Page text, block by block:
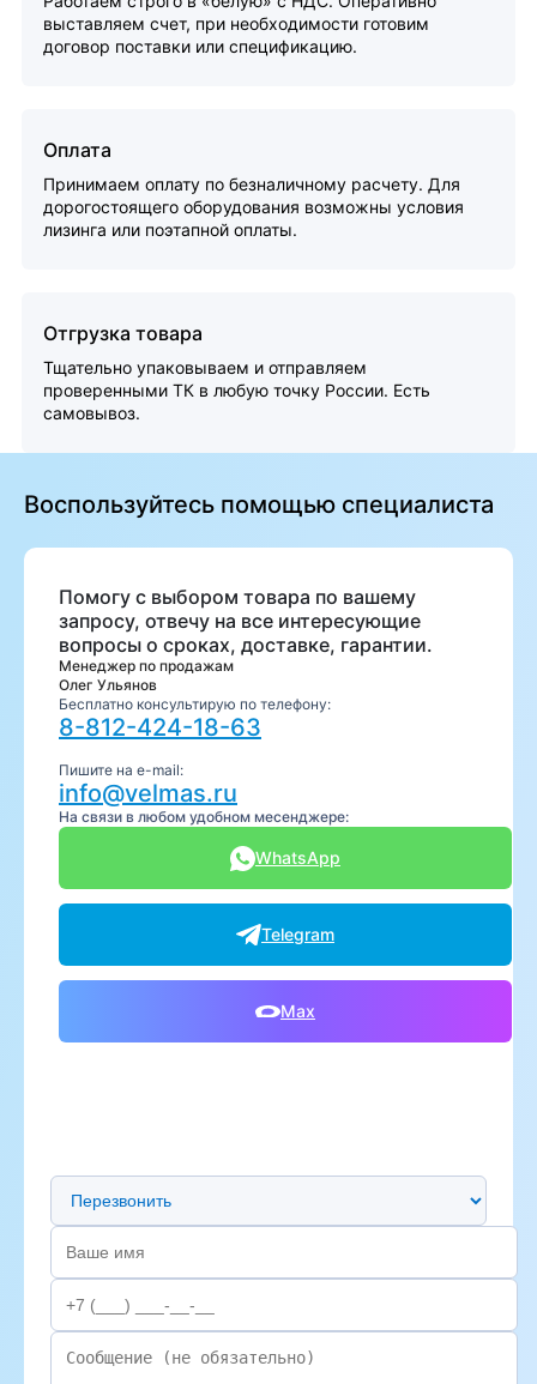
выставляем счет, при необходимости готовим
договор поставки или спецификацию.
Оплата
Принимаем оплату по безналичному расчету. Для
дорогостоящего оборудования возможны условия
лизинга или поэтапной оплаты.
Отгрузка товара
Тщательно упаковываем и отправляем
проверенными ТК в любую точку России. Есть
самовывоз.
Воспользуйтесь помощью специалиста
Помогу с выбором товара по вашему
запросу, отвечу на все интересующие
вопросы о сроках, доставке, гарантии.
Менеджер по продажам
Олег Ульянов
Бесплатно консультирую по телефону:
8-812-424-18-63
Пишите на e-mail:
info@velmas.ru
На связи в любом удобном месенджере:
WhatsApp
Telegram
Max
Предпочтительный способ связи